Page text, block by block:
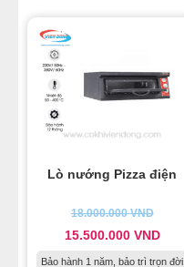
Lò nướng Pizza điện
18.000.000VND
15.500.000 VND
Bảo hành 1 năm, bảo trì trọn đời